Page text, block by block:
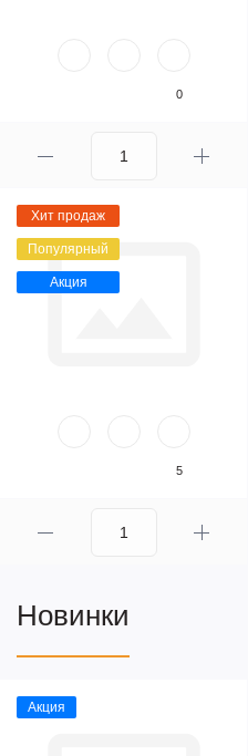
0
Хит продаж
Популярный
Акция
5
Новинки
Акция